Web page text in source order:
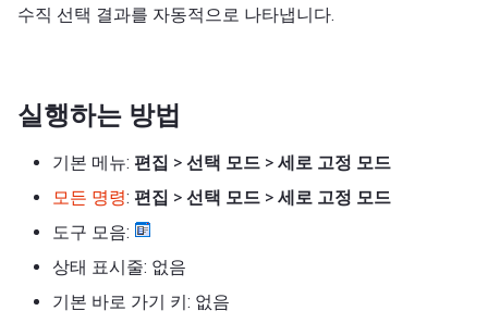
수직 선택 결과를 자동적으로 나타냅니다.
실행하는 방법
기본 메뉴: 편집 > 선택 모드 > 세로 고정 모드
모든 명령: 편집 > 선택 모드 > 세로 고정 모드
도구 모음:
상태 표시줄: 없음
기본 바로 가기 키: 없음